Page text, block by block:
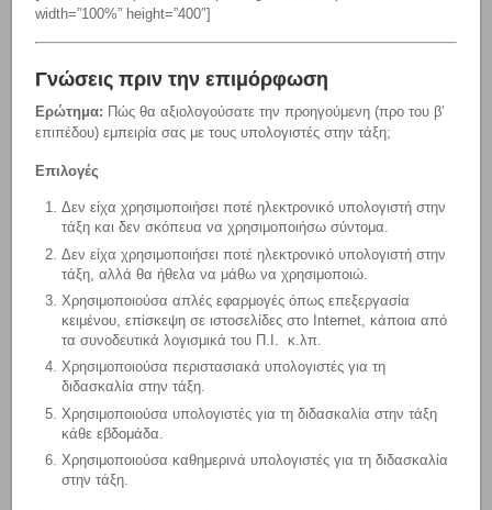
width=”100%” height=”400″]
Γνώσεις πριν την επιμόρφωση
Ερώτημα: Πώς θα αξιολογούσατε την προηγούμενη (προ του β’
επιπέδου) εμπειρία σας με τους υπολογιστές στην τάξη;
Επιλογές
Δεν είχα χρησιμοποιήσει ποτέ ηλεκτρονικό υπολογιστή στην
τάξη και δεν σκόπευα να χρησιμοποιήσω σύντομα.
Δεν είχα χρησιμοποιήσει ποτέ ηλεκτρονικό υπολογιστή στην
τάξη, αλλά θα ήθελα να μάθω να χρησιμοποιώ.
Χρησιμοποιούσα απλές εφαρμογές όπως επεξεργασία
κειμένου, επίσκεψη σε ιστοσελίδες στο Internet, κάποια από
τα συνοδευτικά λογισμικά του Π.Ι. κ.λπ.
Χρησιμοποιούσα περιστασιακά υπολογιστές για τη
διδασκαλία στην τάξη.
Χρησιμοποιούσα υπολογιστές για τη διδασκαλία στην τάξη
κάθε εβδομάδα.
Χρησιμοποιούσα καθημερινά υπολογιστές για τη διδασκαλία
στην τάξη.